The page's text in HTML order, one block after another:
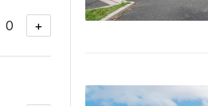
0 +